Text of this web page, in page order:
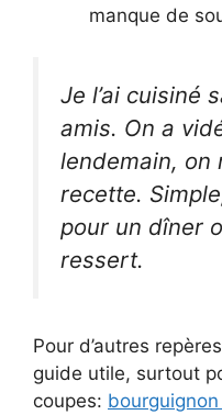
manque de
Je l’ai cuisiné
amis. On a
lendemain, on
recette.
pour un dîner
ressert.
Pour d’autres
guide utile, surtout
coupes: